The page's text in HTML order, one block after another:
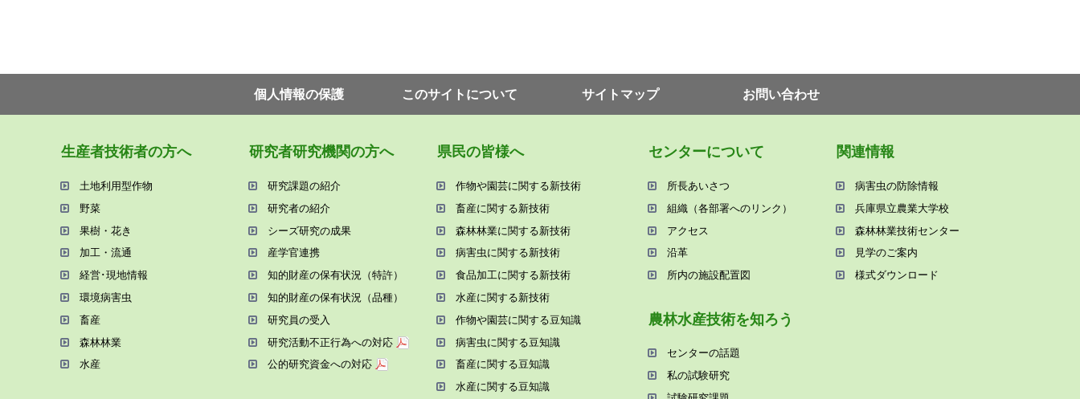
個⼈情報の保護 このサイトについて サイトマップ お問い合わせ
⽣産者技術者の⽅へ
⼟地利⽤型作物
野菜
果樹・花き
加⼯・流通
経営･現地情報
環境病害⾍
畜産
森林林業
⽔産
研究者研究機関の⽅へ
研究課題の紹介
研究者の紹介
シーズ研究の成果
産学官連携
知的財産の保有状況（特許）
知的財産の保有状況（品種）
研究員の受⼊
研究活動不正⾏為への対応
公的研究資金への対応
県⺠の皆様へ
作物や園芸に関する新技術
畜産に関する新技術
森林林業に関する新技術
病害⾍に関する新技術
⾷品加⼯に関する新技術
⽔産に関する新技術
作物や園芸に関する⾖知識
病害⾍に関する⾖知識
畜産に関する⾖知識
⽔産に関する⾖知識
センターについて
所⻑あいさつ
組織（各部署へのリンク）
アクセス
沿⾰
所内の施設配置図
農林⽔産技術を知ろう
センターの話題
私の試験研究
関連情報
病害⾍の防除情報
兵庫県⽴農業⼤学校
森林林業技術センター
⾒学のご案内
様式ダウンロード